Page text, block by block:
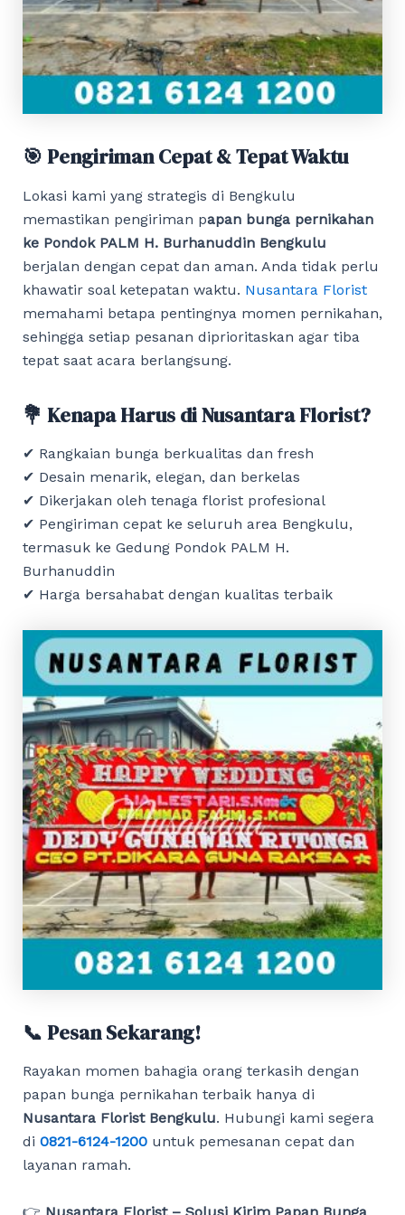
🎯 Pengiriman Cepat & Tepat Waktu
Lokasi kami yang strategis di Bengkulu
memastikan pengiriman papan bunga pernikahan
ke Pondok PALM H. Burhanuddin Bengkulu
berjalan dengan cepat dan aman. Anda tidak perlu
khawatir soal ketepatan waktu. Nusantara Florist
memahami betapa pentingnya momen pernikahan,
sehingga setiap pesanan diprioritaskan agar tiba
tepat saat acara berlangsung.
💐 Kenapa Harus di Nusantara Florist?
✔ Rangkaian bunga berkualitas dan fresh
✔ Desain menarik, elegan, dan berkelas
✔ Dikerjakan oleh tenaga florist profesional
✔ Pengiriman cepat ke seluruh area Bengkulu,
termasuk ke Gedung Pondok PALM H.
Burhanuddin
✔ Harga bersahabat dengan kualitas terbaik
📞 Pesan Sekarang!
Rayakan momen bahagia orang terkasih dengan
papan bunga pernikahan terbaik hanya di
Nusantara Florist Bengkulu. Hubungi kami segera
di 0821-6124-1200untuk pemesanan cepat dan
layanan ramah.